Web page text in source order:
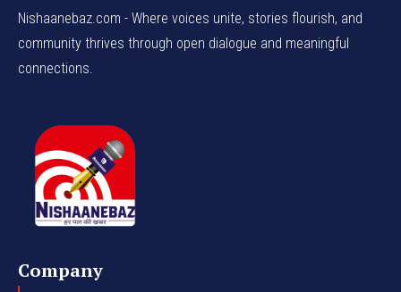
Nishaanebaz.com - Where voices unite, stories flourish, and
community thrives through open dialogue and meaningful
connections.
Company